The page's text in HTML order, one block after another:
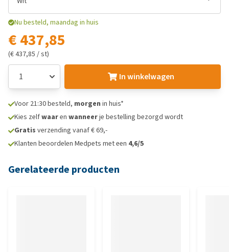
Nu besteld, maandag in huis
€ 437,85
(€ 437,85 / st)
In winkelwagen
Voor 21:30 besteld, morgen in huis*
Kies zelfwaaren wanneerje bestelling bezorgd wordt
Gratis verzending vanaf € 69,-
Klanten beoordelen Medpets met een 4,6/5
Gerelateerde producten